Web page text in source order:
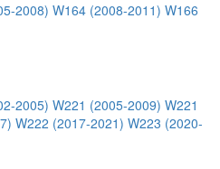
2008) W164 (2008-2011) W166
2005) W221 (2005-2009) W221
W222 (2017-2021) W223 (2020-